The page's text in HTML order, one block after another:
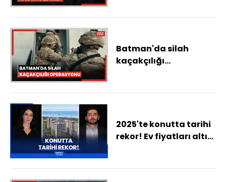
görüntüleri ortaya
Batman'da silah
kaçakçılığı
2025'te konutta tarihi
rekor! Ev fiyatları altın